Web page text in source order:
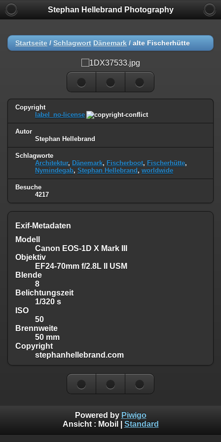
Stephan Hellebrand Photography
Startseite / Schlagwort Dänemark / alte Fischerhütte
Copyright
label_no-license
Autor
Stephan Hellebrand
Schlagworte
Architektur, Dänemark, Fischerboot, Fischerhütte,
Nymindegab, Stephan Hellebrand , worldwide
Besuche
4217
Exif-Metadaten
Modell
Canon EOS-1D X Mark III
Objektiv
EF24-70mm f/2.8L II USM
Blende
8
Belichtungszeit
1/320 s
ISO
50
Brennweite
50 mm
Copyright
stephanhellebrand.com
Powered by Piwigo
Ansicht : Mobil Standard